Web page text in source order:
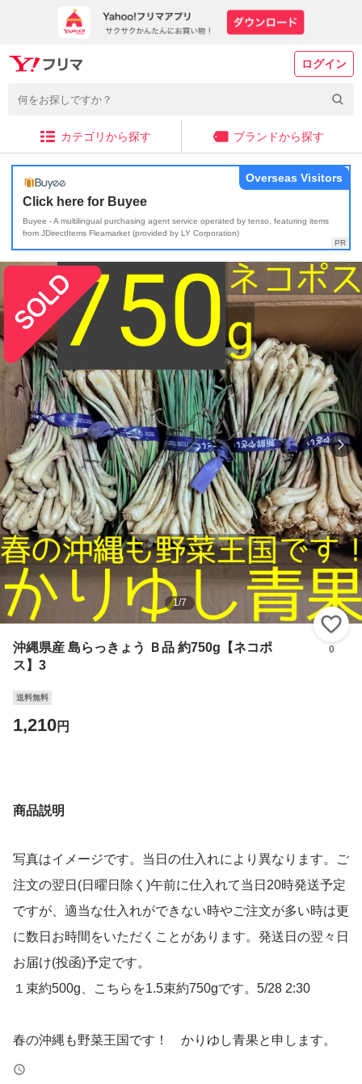
ログイン
カテゴリから探す ブランドから探す
Click here for Buyee
Buyee - A multilingual purchasing agent service operated by tenso, featuring items
from JDirectItems Fleamarket (provided by LY Corporation)
Overseas Visitors
1/7
沖縄県産 島らっきょう Ｂ品 約750g【ネコポ
ス】3
0
送料無料
1,210円
商品説明
写真はイメージです。当日の仕入れにより異なります。ご
注文の翌日(日曜日除く)午前に仕入れて当日20時発送予定
ですが、適当な仕入れができない時やご注文が多い時は更
に数日お時間をいただくことがあります。発送日の翌々日
お届け(投函)予定です。
１束約500g、こちらを1.5束約750gです。5/28 2:30
春の沖縄も野菜王国です！ かりゆし青果と申します。